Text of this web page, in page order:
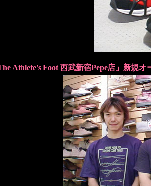
Athlete's Foot 西武新宿Pepe店」新規オ